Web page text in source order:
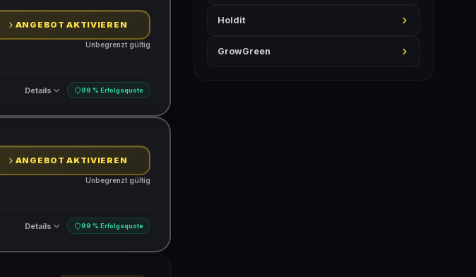
ANGEBOT AKTIVIEREN
Unbegrenzt gültig
Details 99 % Erfolgsquote
ANGEBOT AKTIVIEREN
Unbegrenzt gültig
Details 99 % Erfolgsquote
Holdit
GrowGreen